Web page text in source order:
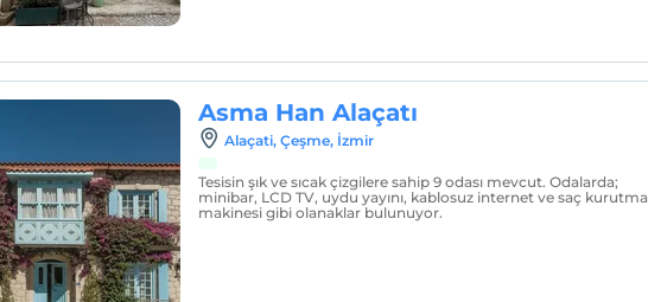
Asma Han Alaçatı
Alaçati, Çeşme, İzmir
Tesisin şık ve sıcak çizgilere sahip 9 odası mevcut. Odalarda;
minibar, LCD TV, uydu yayını, kablosuz internet ve saç kurutma
makinesi gibi olanaklar bulunuyor.